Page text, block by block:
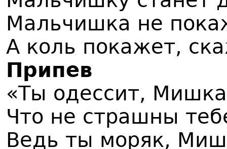
Мальчишка не
А коль покажет,
Припев
«Ты одессит,
Что не страшны
Ведь ты моряк,